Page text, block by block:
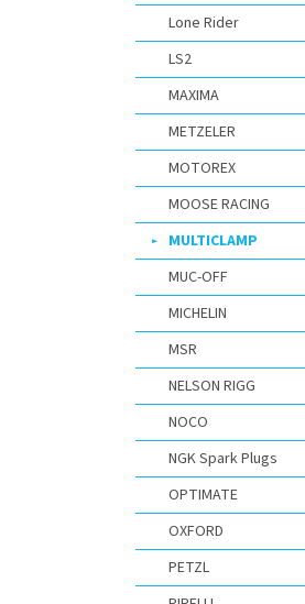
Lone Rider
LS2
MAXIMA
METZELER
MOTOREX
MOOSE RACING
MULTICLAMP
MUC-OFF
MICHELIN
MSR
NELSON RIGG
NOCO
NGK Spark Plugs
OPTIMATE
OXFORD
PETZL